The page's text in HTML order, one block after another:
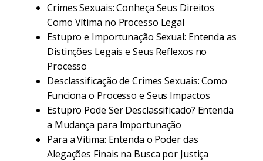
Crimes Sexuais: Conheça Seus Direitos
Como Vítima no Processo Legal
Estupro e Importunação Sexual: Entenda as
Distinções Legais e Seus Reflexos no
Processo
Desclassificação de Crimes Sexuais: Como
Funciona o Processo e Seus Impactos
Estupro Pode Ser Desclassificado? Entenda
a Mudança para Importunação
Para a Vítima: Entenda o Poder das
Alegações Finais na Busca por Justiça